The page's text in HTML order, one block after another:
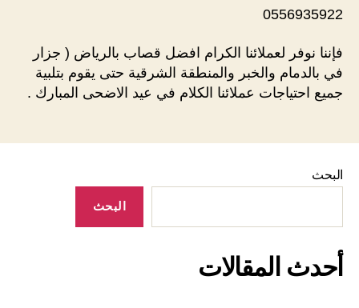
0556935922
فإننا نوفر لعملائنا الكرام افضل قصاب بالرياض ( جزار
في بالدمام والخبر والمنطقة الشرقية حتى يقوم بتلبية
جميع احتياجات عملائنا الكلام في عيد الاضحى المبارك .
البحث
البحث
أحدث المقالات